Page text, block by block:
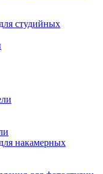
студийных
накамерных